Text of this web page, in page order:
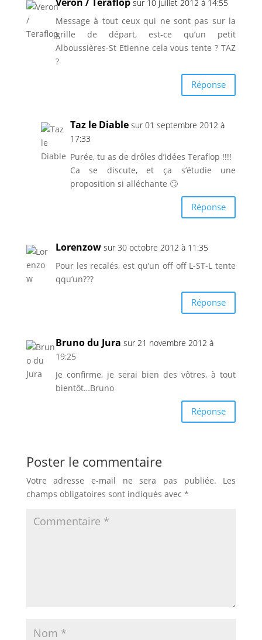
sur 10 juillet 2012 à 14:55
Message à tout ceux qui ne sont pas sur la
grille de départ, est-ce qu’un petit
Alboussières-St Etienne cela vous tente ? TAZ
?
Réponse
Taz le Diable sur 01 septembre 2012 à
17:33
Purée, tu as de drôles d’idées Teraflop !!!!
Ca se discute, et ça s’étudie une
proposition si alléchante 🙄
Réponse
Lorenzow sur 30 octobre 2012 à 11:35
Pour les recalés, est qu’un off off L-ST-L tente
qqu’un???
Réponse
Bruno du Jura sur 21 novembre 2012 à
19:25
Je confirme, je serai bien des vôtres, à tout
bientôt…Bruno
Réponse
Poster le commentaire
Votre adresse e-mail ne sera pas publiée.
Les
champs obligatoires sont indiqués avec *